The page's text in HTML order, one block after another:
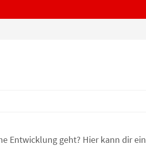
Entwicklung geht? Hier kann dir ein